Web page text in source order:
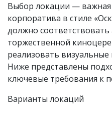
Выбор локации — важная
корпоратива в стиле
должно
торжественной
реализовать
Ниже представлены
ключевые требования к
Варианты локаций